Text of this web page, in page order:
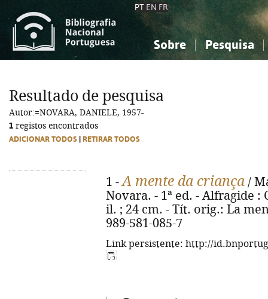
PT EN FR
Sobre Pesquisa
Ciências sociais...
Ciências sociais...
Resultado de pesquisa
Autor:=NOVARA, DANIELE, 1957-
1 registos encontrados
ADICIONAR TODOS RETIRAR TODOS
1 -A mente da criança /
Novara. - 1ª ed. - Alfragide :
il. ; 24 cm. - Tít. orig.: La
989-581-085-7
Link persistente: http://